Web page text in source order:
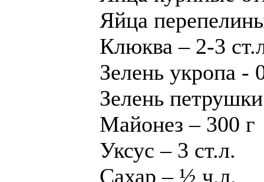
Яйца
Клюква – 2-3
Зелень укропа -
Зелень
Майонез – 300 г
Уксус – 3 ст.л.
Сахар – ½ ч.л.